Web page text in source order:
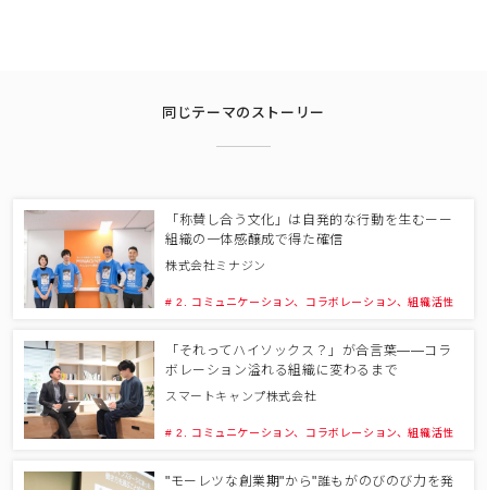
同じテーマのストーリー
「称賛し合う文化」は自発的な行動を生むーー
組織の一体感醸成で得た確信
株式会社ミナジン
# 2. コミュニケーション、コラボレーション、組織活性
「それってハイソックス？」が合言葉――コラ
ボレーション溢れる組織に変わるまで
スマートキャンプ株式会社
# 2. コミュニケーション、コラボレーション、組織活性
"モーレツな創業期"から"誰もがのびのび力を発